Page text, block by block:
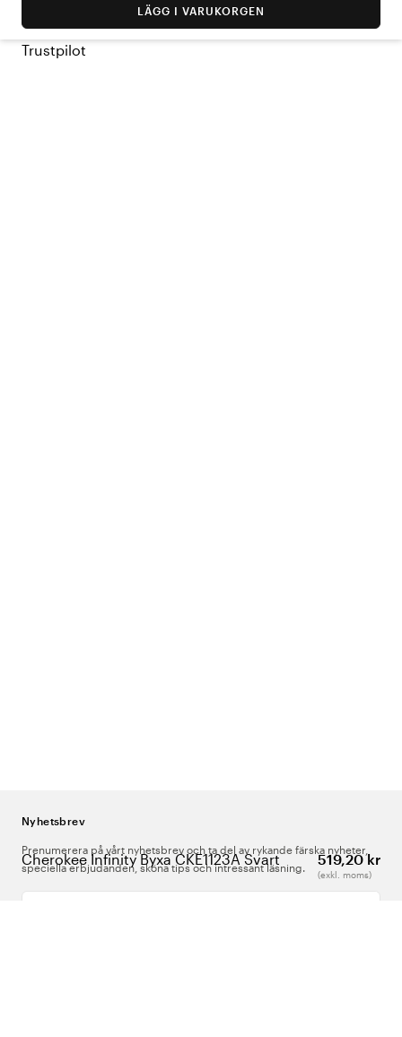
Cherokee Infinity Byxa CKE1123A Svart 519,20 kr
(exkl. moms)
LÄGG I VARUKORGEN
Trustpilot
Nyhetsbrev
Prenumerera på vårt nyhetsbrev och ta del av rykande färska nyheter,
speciella erbjudanden, sköna tips och intressant läsning.
Ange din e-postadress